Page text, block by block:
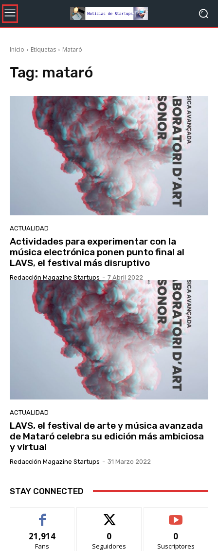
Inicio Etiquetas Mataró
Tag: mataró
ACTUALIDAD
Actividades para experimentar con la
música electrónica ponen punto final al
LAVS, el festival más disruptivo
Redacción Magazine Startups - 7 Abril 2022
ACTUALIDAD
LAVS, el festival de arte y música avanzada
de Mataró celebra su edición más ambiciosa
y virtual
Redacción Magazine Startups - 31 Marzo 2022
STAY CONNECTED
21,914
Fans
0
Seguidores
0
Suscriptores